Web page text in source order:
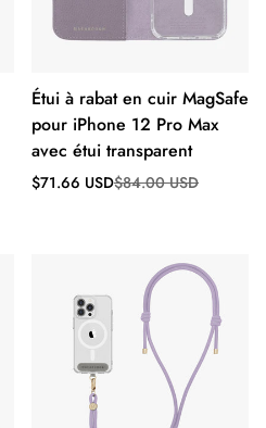
Étui à rabat en cuir MagSafe
pour iPhone 12 Pro Max
avec étui transparent
Prix
$71.66 USD
Prix
$84.00 USD